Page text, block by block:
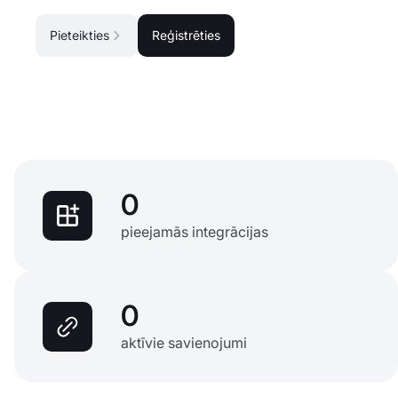
0
pieejamās integrācijas
0
aktīvie savienojumi
Pieteikties Reģistrēties